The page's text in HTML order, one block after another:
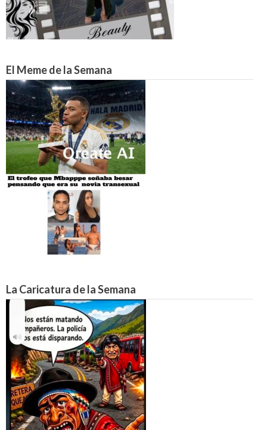
El Meme de la Semana
La Caricatura de la Semana